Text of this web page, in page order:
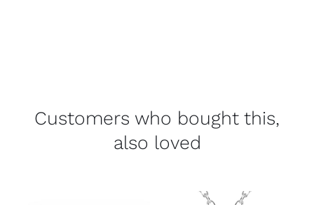
Customers who bought this,
also loved